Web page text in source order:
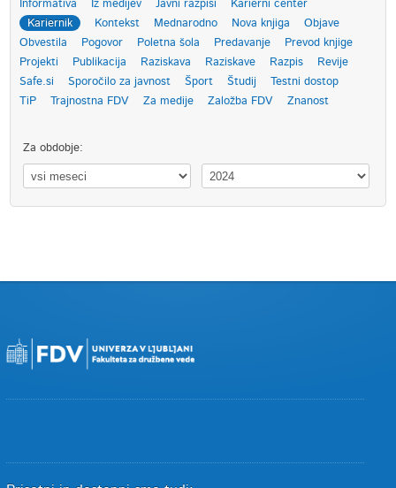
Informativa
Iz medijev Javni razpisi
Karierni center
Kariernik
Kontekst Mednarodno Nova knjiga
Objave
Obvestila
Pogovor Poletna šola Predavanje
Prevod knjige
Projekti
Publikacija Raziskava Raziskave Razpis
Revije
Safe.si
Sporočilo za javnost Šport Študij
Testni dostop
TiP
Trajnostna FDV Za medije Založba FDV Znanost
Za obdobje: